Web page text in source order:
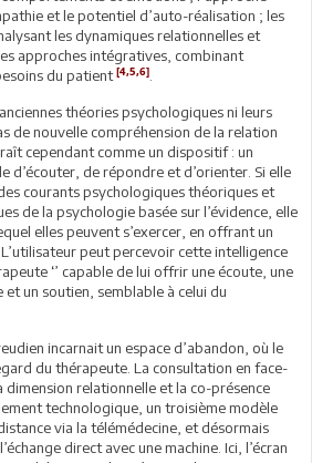
et le potentiel d’auto-réalisation ; les
les dynamiques relationnelles et
approches intégratives, combinant
du patient[4,5,6]
théories psychologiques ni leurs
de nouvelle compréhension de la relation
cependant comme un dispositif : un
d’écouter, de répondre et d’orienter. Si elle
courants psychologiques théoriques et
de la psychologie basée sur l’évidence, elle
elles peuvent s’exercer, en offrant un
peut percevoir cette intelligence
‘’ capable de lui offrir une écoute, une
un soutien, semblable à celui du
incarnait un espace d’abandon, où le
du thérapeute. La consultation en face-
dimension relationnelle et la co-présence
technologique, un troisième modèle
via la télémédecine, et désormais
direct avec une machine. Ici, l’écran